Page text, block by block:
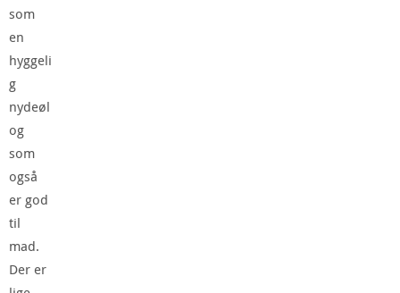
som
en
hyggeli
g
nydeøl
og
som
også
er god
til
mad.
Der er